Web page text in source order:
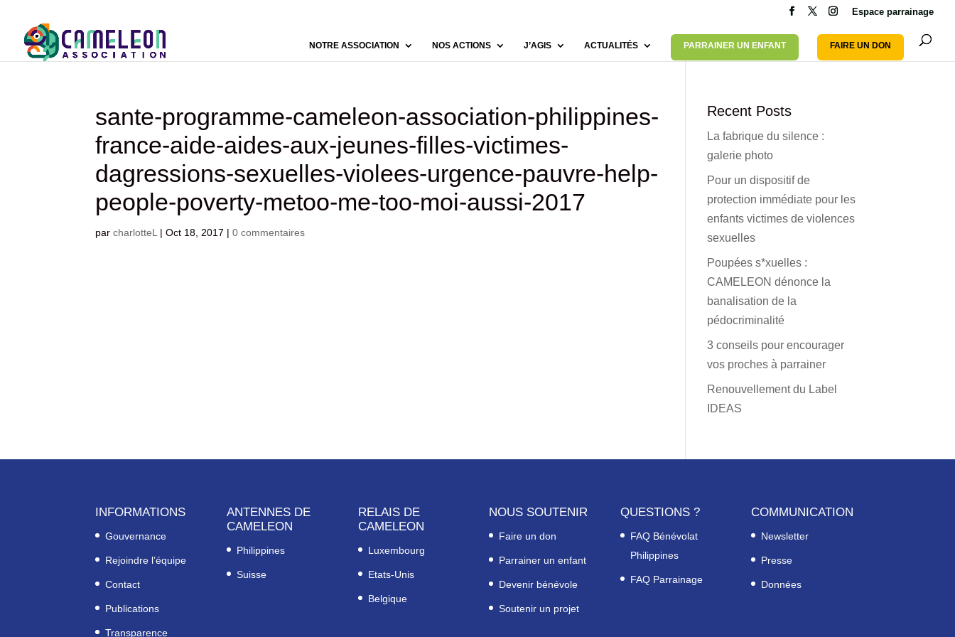
Espace parrainage
NOTRE ASSOCIATION NOS ACTIONS J’AGIS ACTUALITÉS PARRAINER UN ENFANT FAIRE UN DON
sante-programme-cameleon-association-philippines-
france-aide-aides-aux-jeunes-filles-victimes-
dagressions-sexuelles-violees-urgence-pauvre-help-
people-poverty-metoo-me-too-moi-aussi-2017
parcharlotteL |Oct 18, 2017 |0 commentaires
Recent Posts
La fabrique du silence :
galerie photo
Pour un dispositif de
protection immédiate pour les
enfants victimes de violences
sexuelles
Poupées s*xuelles :
CAMELEON dénonce la
banalisation de la
pédocriminalité
3 conseils pour encourager
vos proches à parrainer
Renouvellement du Label
IDEAS
INFORMATIONS
Gouvernance
Rejoindre l’équipe
Contact
Publications
Transparence
ANTENNES DE
CAMELEON
Philippines
Suisse
RELAIS DE
CAMELEON
Luxembourg
Etats-Unis
Belgique
NOUS SOUTENIR
Faire un don
Parrainer un enfant
Devenir bénévole
Soutenir un projet
QUESTIONS ?
FAQ Bénévolat
Philippines
FAQ Parrainage
COMMUNICATION
Newsletter
Presse
Données